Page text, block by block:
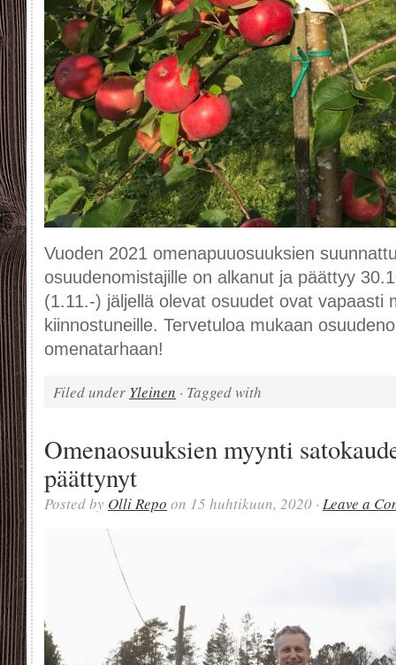
Vuoden 2021 omenapuuosuuksien
osuudenomistajille on alkanut ja päättyy
(1.11.-) jäljellä olevat osuudet ovat vapaasti
kiinnostuneille. Tervetuloa mukaan
omenatarhaan!
Filed under Yleinen · Tagged with
Omenaosuuksien myynti
päättynyt
Posted by Olli Repo on 15 huhtikuun, 2020 · Leave a